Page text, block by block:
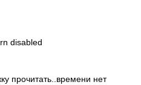
disabled
прочитать..времени нет